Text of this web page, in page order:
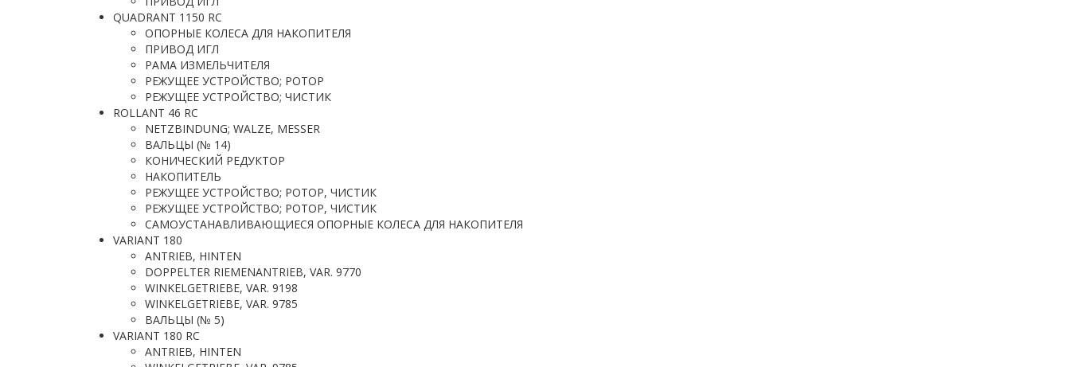
QUADRANT 1150 RC
ОПОРНЫЕ КОЛЕСА ДЛЯ НАКОПИТЕЛЯ
ПРИВОД ИГЛ
РАМА ИЗМЕЛЬЧИТЕЛЯ
РЕЖУЩЕЕ УСТРОЙСТВО; РОТОР
РЕЖУЩЕЕ УСТРОЙСТВО; ЧИСТИК
ROLLANT 46 RC
NETZBINDUNG; WALZE, MESSER
ВАЛЬЦЫ (№ 14)
КОНИЧЕСКИЙ РЕДУКТОР
НАКОПИТЕЛЬ
РЕЖУЩЕЕ УСТРОЙСТВО; РОТОР, ЧИСТИК
РЕЖУЩЕЕ УСТРОЙСТВО; РОТОР, ЧИСТИК
САМОУСТАНАВЛИВАЮЩИЕСЯ ОПОРНЫЕ КОЛЕСА ДЛЯ НАКОПИТЕЛЯ
VARIANT 180
ANTRIEB, HINTEN
DOPPELTER RIEMENANTRIEB, VAR. 9770
WINKELGETRIEBE, VAR. 9198
WINKELGETRIEBE, VAR. 9785
ВАЛЬЦЫ (№ 5)
VARIANT 180 RC
ANTRIEB, HINTEN